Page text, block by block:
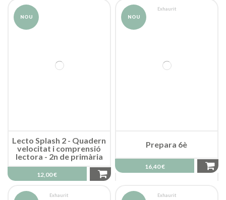
NOU
Lecto Splash 2 - Quadern
velocitat i comprensió
lectora - 2n de primària
12,00 €
NOU
Exhaurit
Prepara 6è
16,40 €
Exhaurit Exhaurit